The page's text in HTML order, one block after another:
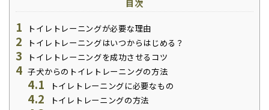
目次
1 トイレトレーニングが必要な理由
2 トイレトレーニングはいつからはじめる？
3 トイレトレーニングを成功させるコツ
4 子犬からのトイレトレーニングの方法
4.1 トイレトレーニングに必要なもの
4.2 トイレトレーニングの方法